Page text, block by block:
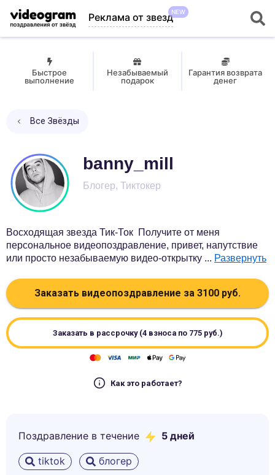
Реклама от звездNEW
Быстрое
выполнение
Незабываемый
подарок
Гарантия возврата
денег
Все Звёзды
banny_mill
Блогер, Тиктокер
Восходящая звезда Тик-Ток Получите от меня
персональное видеопоздравление, привет, напутствие
или просто незабываемую видео-открытку ... Развернуть
Заказать видеопоздравление за 3100 руб.
Заказать в рассрочку (4 взноса по 775руб.)
Как это работает?
Поздравление в течение 5 дней
tiktok блогер